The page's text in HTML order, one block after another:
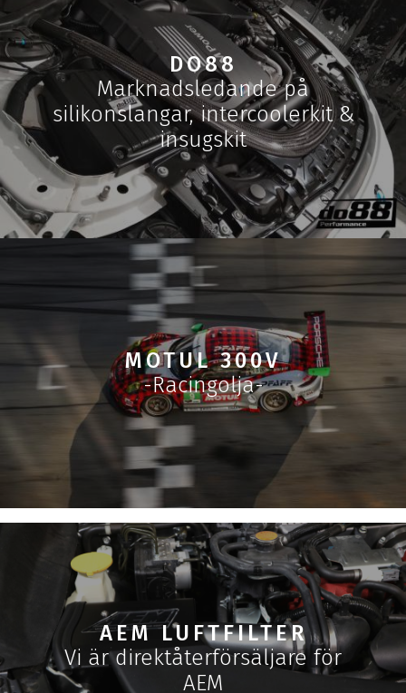
DO88
Marknadsledande på
silikonslangar, intercoolerkit &
insugskit
MOTUL 300V
-Racingolja-
AEM LUFTFILTER
Vi är direktåterförsäljare för
AEM